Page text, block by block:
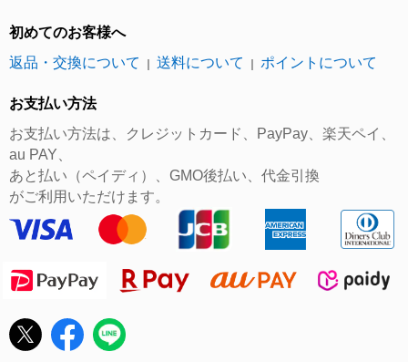
初めてのお客様へ
返品・交換について
｜ 送料について ｜ ポイントについて
お支払い方法
お支払い方法は、クレジットカード、PayPay、楽天ペイ、
au PAY、
あと払い（ペイディ）、GMO後払い、代金引換
がご利用いただけます。